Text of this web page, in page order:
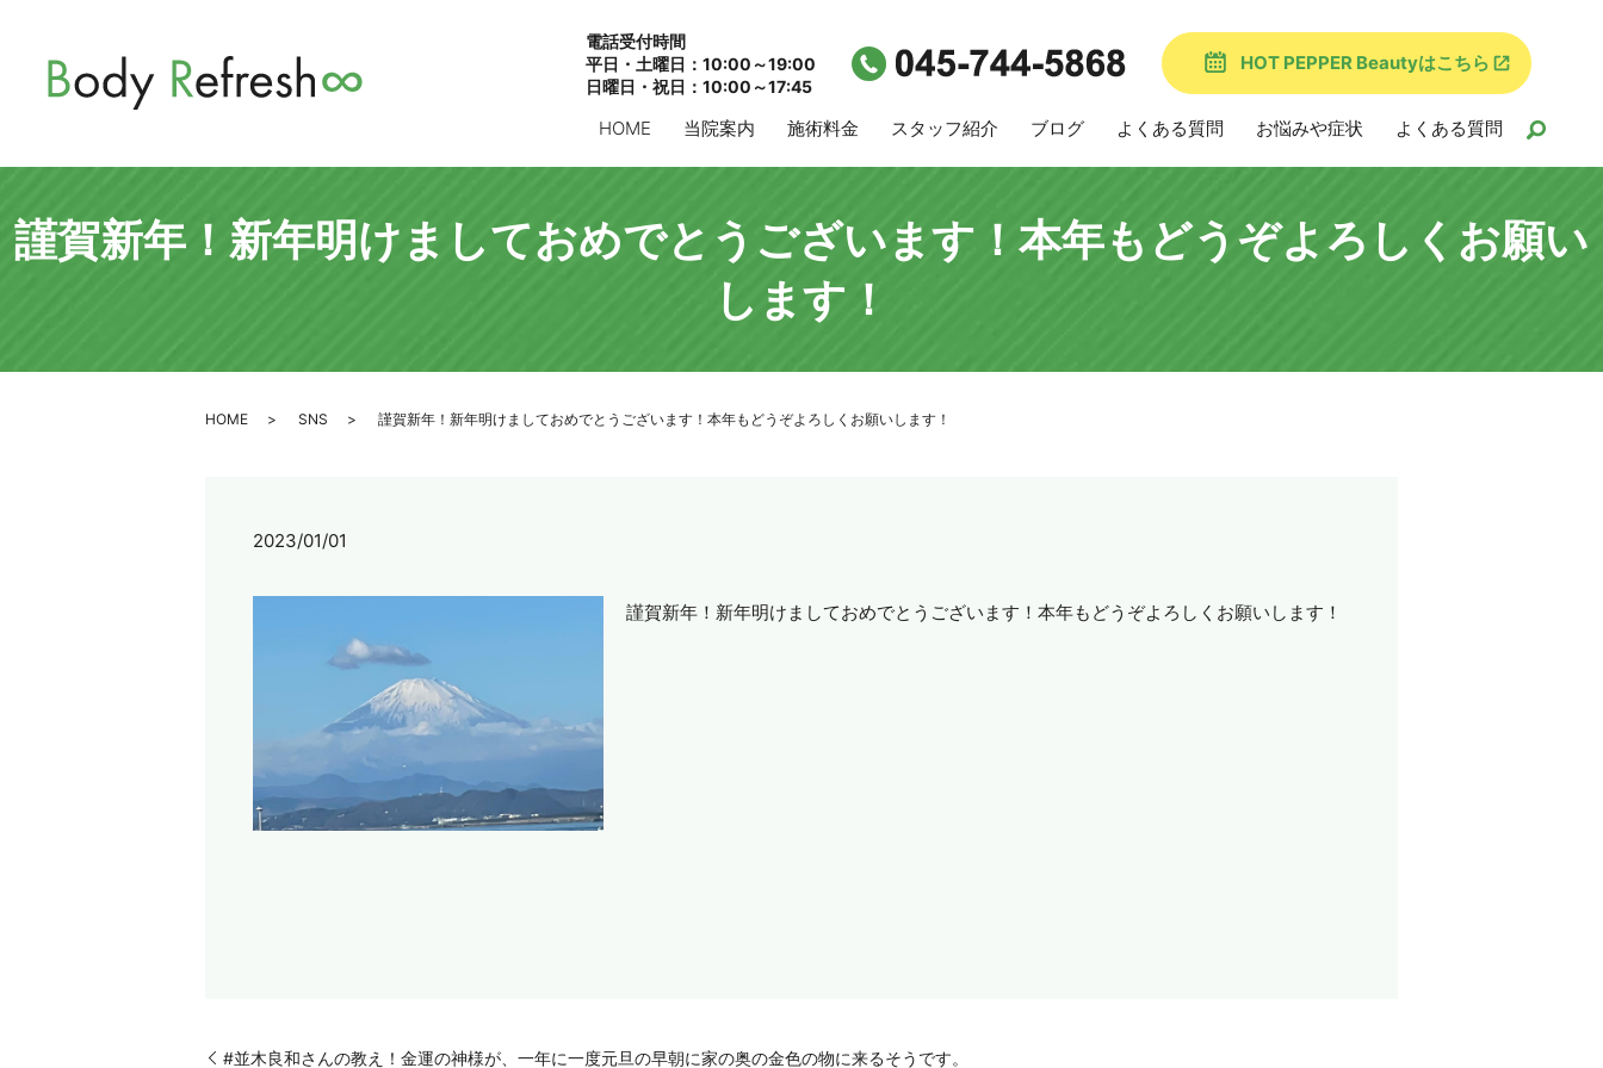
電話受付時間
平日・土曜日：10:00～19:00
日曜日・祝日：10:00～17:45
HOT PEPPER Beautyはこちら
HOME 当院案内 施術料金 スタッフ紹介 ブログ よくある質問 お悩みや症状 よくある質問
謹賀新年！新年明けましておめでとうございます！本年もどうぞよろしくお願い
します！
HOME SNS 謹賀新年！新年明けましておめでとうございます！本年もどうぞよろしくお願いします！
2023/01/01
謹賀新年！新年明けましておめでとうございます！本年もどうぞよろしくお願いします！
#並木良和さんの教え！金運の神様が、一年に一度元旦の早朝に家の奥の金色の物に来るそうです。